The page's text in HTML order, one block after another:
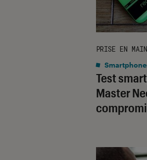
Test
Master
PRISE EN MAIN